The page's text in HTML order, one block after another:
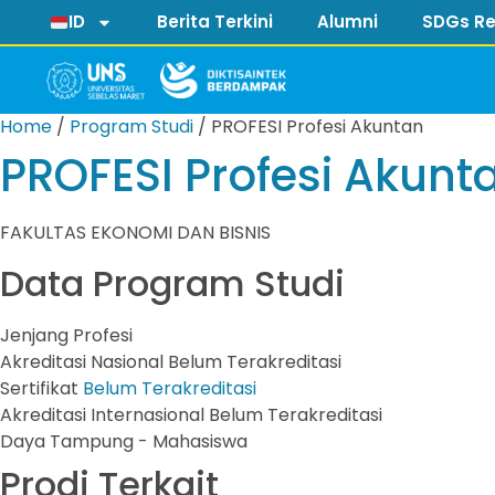
ID Berita Terkini Alumni SDGs
Home / Program Studi / PROFESI Profesi Akuntan
PROFESI Profesi
FAKULTAS EKONOMI DAN BISNIS
Data Program Studi
Jenjang Profesi
Akreditasi Nasional Belum Terakreditasi
Sertifikat Belum Terakreditasi
Akreditasi Internasional Belum Terakreditasi
Daya Tampung - Mahasiswa
Prodi Terkait